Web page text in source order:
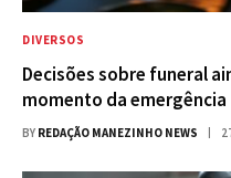
DIVERSOS
Decisões sobre funeral
momento da emergência
BY REDAÇÃO MANEZINHO NEWS